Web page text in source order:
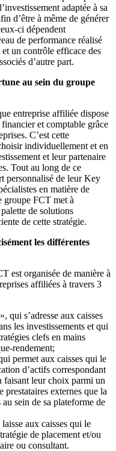
adaptée à sa
d’être à même de générer
ci dépendent
de performance réalisé
un contrôle efficace des
d’autre part.
au sein du groupe
entreprise affiliée dispose
financier et comptable grâce
C’est cette
individuellement et en
et leur partenaire
Tout au long de ce
personnalisé de leur Key
en matière de
groupe FCT met à
de solutions
de cette stratégie.
les différentes
est organisée de manière à
affiliées à travers 3
qui s’adresse aux caisses
les investissements et qui
clefs en mains
rendement;
permet aux caisses qui le
d’actifs correspondant
faisant leur choix parmi un
prestataires externes que la
sein de sa plateforme de
aux caisses qui le
de placement et/ou
ou consultant.